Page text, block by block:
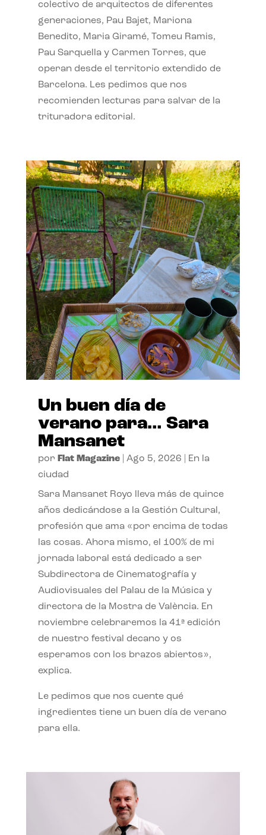
colectivo de arquitectos de diferentes
generaciones, Pau Bajet, Mariona
Benedito, Maria Giramé, Tomeu Ramis,
Pau Sarquella y Carmen Torres, que
operan desde el territorio extendido de
Barcelona. Les pedimos que nos
recomienden lecturas para salvar de la
trituradora editorial.
Un buen día de
verano para… Sara
Mansanet
por Flat Magazine| Ago 5, 2026
En la
ciudad
Sara Mansanet Royo lleva más de quince
años dedicándose a la Gestión Cultural,
profesión que ama «por encima de todas
las cosas. Ahora mismo, el 100% de mi
jornada laboral está dedicado a ser
Subdirectora de Cinematografía y
Audiovisuales del Palau de la Música y
directora de la Mostra de València. En
noviembre celebraremos la 41ª edición
de nuestro festival decano y os
esperamos con los brazos abiertos»,
explica.
Le pedimos que nos cuente qué
ingredientes tiene un buen día de verano
para ella.